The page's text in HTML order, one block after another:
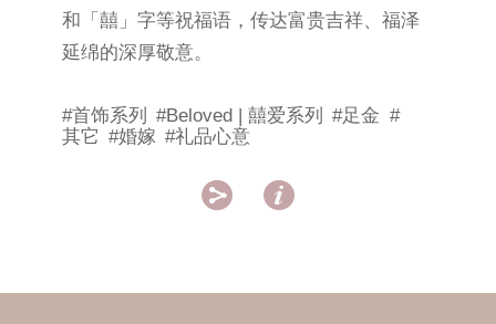
和「囍」字等祝福语，传达富贵吉祥、福泽
延绵的深厚敬意。
#首饰系列 #Beloved | 囍爱系列 #足金 #
其它 #婚嫁 #礼品心意
 